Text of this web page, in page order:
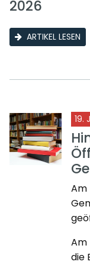
2026
ARTIKEL LESEN
19.
Am
die